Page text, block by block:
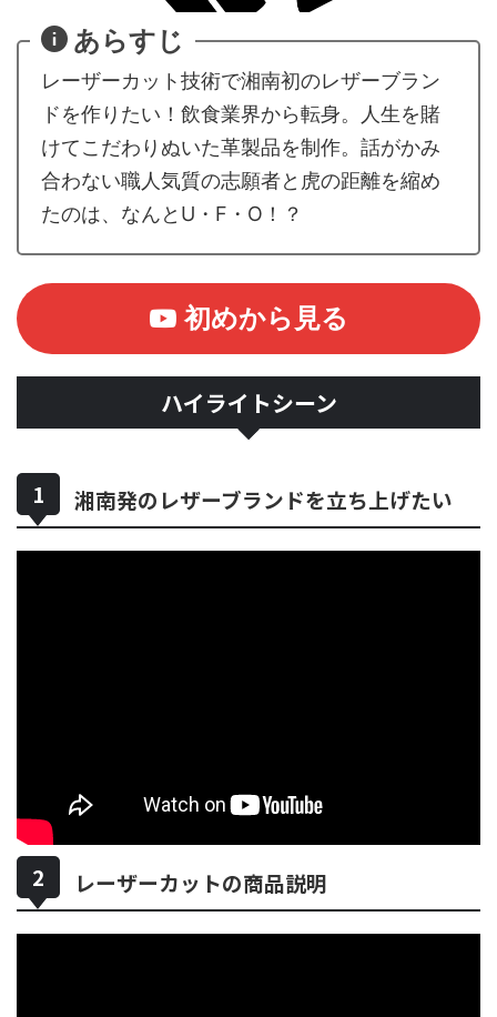
あらすじ
レーザーカット技術で湘南初のレザーブラン
ドを作りたい！飲食業界から転身。人生を賭
けてこだわりぬいた革製品を制作。話がかみ
合わない職人気質の志願者と虎の距離を縮め
たのは、なんとU・F・O！？
初めから見る
ハイライトシーン
湘南発のレザーブランドを立ち上げたい
レーザーカットの商品説明